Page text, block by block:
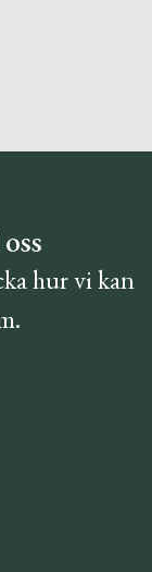
hur vi kan